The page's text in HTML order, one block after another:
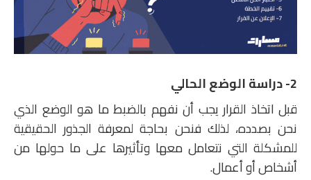
2- دراسة الوضع الحالي
قبل اتخاذ القرار يجب أن نفهم بالضبط ما هو الوضع الذي
نحن بصدده، لذلك فنحن بحاجة لمعرفة الجذور الحقيقية
للمشكلة التي نتعامل معها وتأثيرها على ما حولها من
أشخاص أو أعمال.